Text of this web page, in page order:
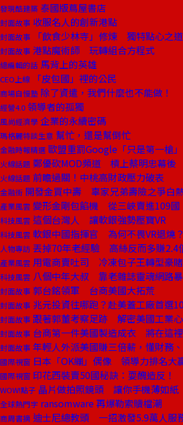
發現酷建築 泰國版蔦屋書店
封面故事 收服名人的創新港點
封面故事 「飲食少林寺」修煉 獨特點心之道
封面故事 港點魔術師 玩轉組合方程式
總編輯的話 馬背上的英雄
CEO上線 「皮包國」裡的公民
商場自慢塾 除了資遣，我們什麼也不能做！
經營4.0 領導者的孤獨
風尚經濟學 企業的永續密碼
瑪格麗特談生意 幫忙，還是幫倒忙
金融時報精選 歐盟重罰Google「只是第一槍」
火線話題 鄭優砍MOD頻道 槓上蔡明忠幕後
火線話題 前瞻過關！中桃高財政壓力破表
金融街 開發金買中壽 辜家兄弟壽險之爭白
產業風雲 變形金剛包餡機 從三峽賣進109國
科技風雲 這個台灣人 讓軟銀強勢壓寶VR
科技風雲 軟銀中國指揮官 為何不畏VR退燒？
人物專訪 丟掉70年老經驗 高絲反而多賺2.4
產業風雲 用電商賣吐司 冷凍包子王轉型豪賭
科技風雲 八個中年大叔 靠老雜誌靈魂網路
封面故事 郭台銘領軍 台商美國大拓荒
封面故事 兆元投資往哪跑？赴美蓋工廠首選
封面故事 跟著郭董考察足跡 解密美國工業
封面故事 台商第一件美國製造成衣 將在這裡
封面故事 年輕人外派美國賺三倍薪，懂財務
國際視窗 日本「OK繃」偶像 領導力排名大
國際視窗 印花西裝賣50國秘訣：耍醜造反！
WOW!點子 晶片做拍照鏡頭 讓你手機薄如紙
全球熱門字 ransomware 再爆勒索贖檔潮
商周書摘 迪士尼總教頭 一招激發5.9萬人服